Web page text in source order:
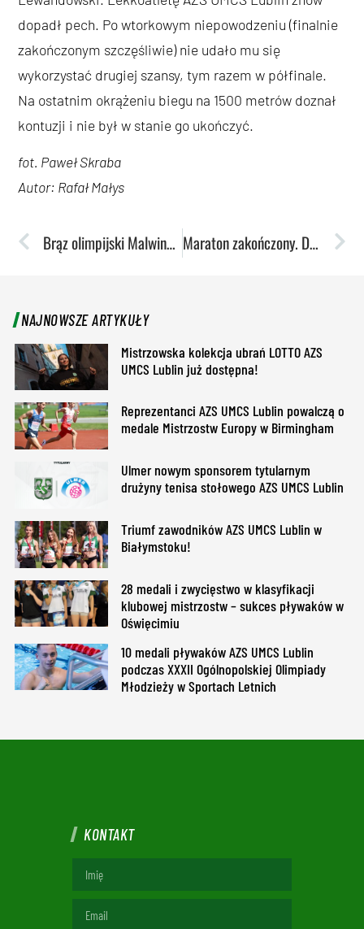
dopadł pech. Po wtorkowym niepowodzeniu (finalnie
zakończonym szczęśliwie) nie udało mu się
wykorzystać drugiej szansy, tym razem w półfinale.
Na ostatnim okrążeniu biegu na 1500 metrów doznał
kontuzji i nie był w stanie go ukończyć.
fot. Paweł Skraba
Autor: Rafał Małys
Brąz olimpijski Malwiny Kapron! Maraton zakończony. Debiut olimpijski za Angeliką Mach
NAJNOWSZE ARTYKUŁY
Mistrzowska kolekcja ubrań LOTTO AZS
UMCS Lublin już dostępna!
Reprezentanci AZS UMCS Lublin powalczą o
medale Mistrzostw Europy w Birmingham
Ulmer nowym sponsorem tytularnym
drużyny tenisa stołowego AZS UMCS Lublin
Triumf zawodników AZS UMCS Lublin w
Białymstoku!
28 medali i zwycięstwo w klasyfikacji
klubowej mistrzostw – sukces pływaków w
Oświęcimiu
10 medali pływaków AZS UMCS Lublin
podczas XXXII Ogólnopolskiej Olimpiady
Młodzieży w Sportach Letnich
KONTAKT